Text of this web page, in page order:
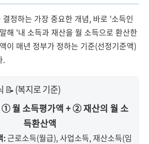
정하는 가장 중요한 개념, 바로 '소득인
해 '내 소득과 재산을 월 소득으로 환산한
이 매년 정부가 정하는 기준(선정기준액)
.
📝 (복지로 기준)
① 월 소득평가액 + ② 재산의 월 소
득환산액
: 근로소득(월급), 사업소득, 재산소득(임